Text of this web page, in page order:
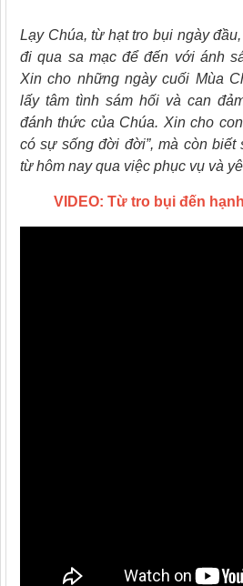
Lạy Chúa, từ hạttro bụi ngày
đi qua sa mạc để đến với ánh
Xin cho những ngày cuối Mùa
lấy tâm tình sám hối và can
đánh thức của Chúa. Xin cho
có sự sống đời đời”, mà còn biết
từ hôm nay qua việc phục vụ và
VIDEO: Từ tro bụi đến